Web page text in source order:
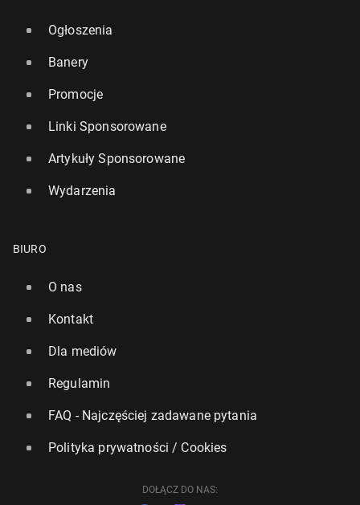
Ogłoszenia
Banery
Promocje
Linki Sponsorowane
Artykuły Sponsorowane
Wydarzenia
BIURO
O nas
Kontakt
Dla mediów
Regulamin
FAQ - Najczęściej zadawane pytania
Polityka prywatności / Cookies
DOŁĄCZ DO NAS: